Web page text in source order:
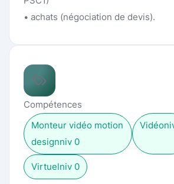
Compétences
Monteur vidéo motion
designniv 0
Vidéo
Virtuelniv 0